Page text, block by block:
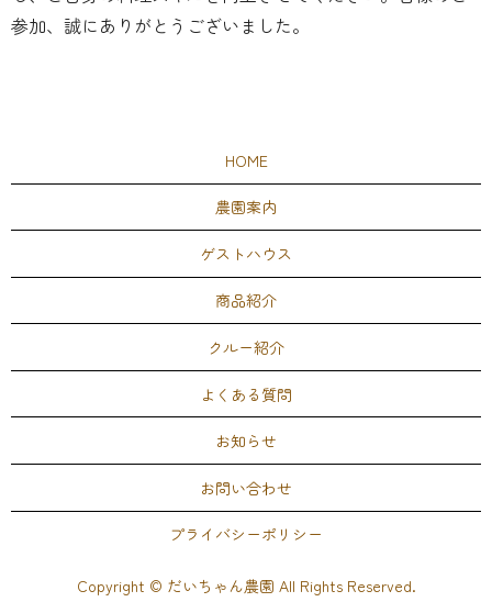
参加、誠にありがとうございました。
HOME
農園案内
ゲストハウス
商品紹介
クルー紹介
よくある質問
お知らせ
お問い合わせ
プライバシーポリシー
Copyright © だいちゃん農園 All Rights Reserved.